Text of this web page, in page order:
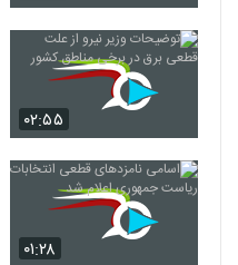
۰۲:۵۵
۰۱:۲۸